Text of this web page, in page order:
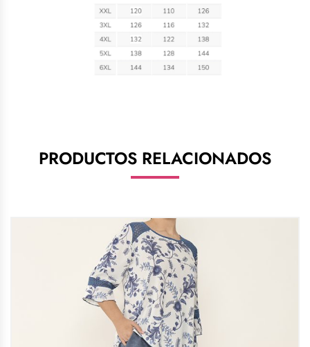
PRODUCTOS RELACIONADOS